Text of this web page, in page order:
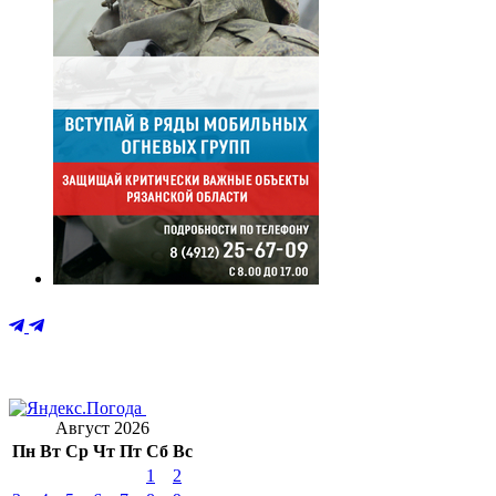
Август 2026
Пн Вт Ср Чт Пт Сб Вс
1
2